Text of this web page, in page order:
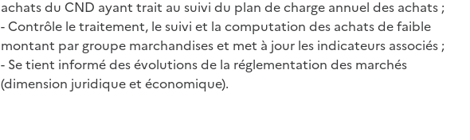
achats du CND ayant trait au suivi du plan de charge annuel des achats ;
- Contrôle le traitement, le suivi et la computation des achats de faible
montant par groupe marchandises et met à jour les indicateurs associés ;
- Se tient informé des évolutions de la réglementation des marchés
(dimension juridique et économique).